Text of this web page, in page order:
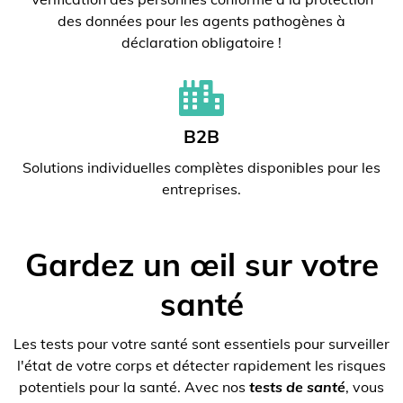
des données pour les agents pathogènes à
déclaration obligatoire !
B2B
Solutions individuelles complètes disponibles pour les
entreprises.
Gardez un œil sur votre
santé
Les tests pour votre santé sont essentiels pour surveiller
l'état de votre corps et détecter rapidement les risques
potentiels pour la santé. Avec nos tests de santé, vous